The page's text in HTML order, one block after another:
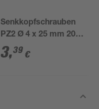
Senkkopfschrauben
PZ2 Ø 4 x 25 mm 20
Stück
3,39 €